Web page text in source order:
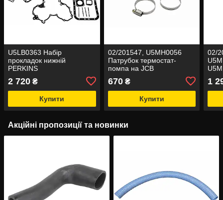
U5LB0363 Набір
прокладок нижній
PERKINS
2 720 ₴
Купити
02/201547, U5MH0056
Патрубок термостат-
помпа на JCB
670₴
Купити
02/
JCB
1
Акційні пропозиції та новинки